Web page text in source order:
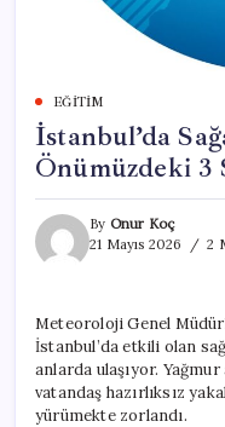
EĞITIM
İstanbul’da
Önümüzdeki
By Onur Koç
21 Mayıs 2026
2
Meteoroloji Genel
İstanbul’da etkili olan
anlarda ulaşıyor.
vatandaş hazırlıksız
yürümekte zorlandı.